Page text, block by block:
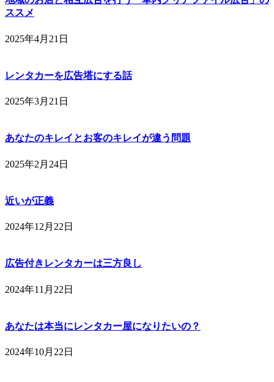
ススメ
2025年4月21日
レンタカーを広告塔にする話
2025年3月21日
あなたのキレイとお客のキレイが違う問題
2025年2月24日
近いが正義
2024年12月22日
広告付きレンタカーは三方良し
2024年11月22日
あなたは本当にレンタカー屋になりたいの？
2024年10月22日